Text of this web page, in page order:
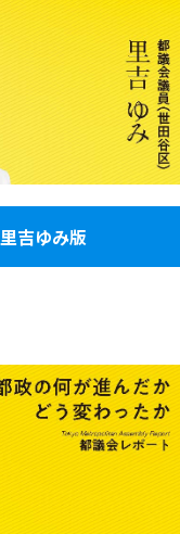
里吉ゆみ版